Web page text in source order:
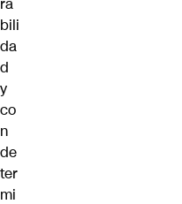
bili
da
d
y
co
n
de
ter
mi